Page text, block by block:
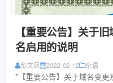
【重要公告】关于
名启用的说明
彭文凤 2022-02-12 杂语
*【重要公告】关于域名变更